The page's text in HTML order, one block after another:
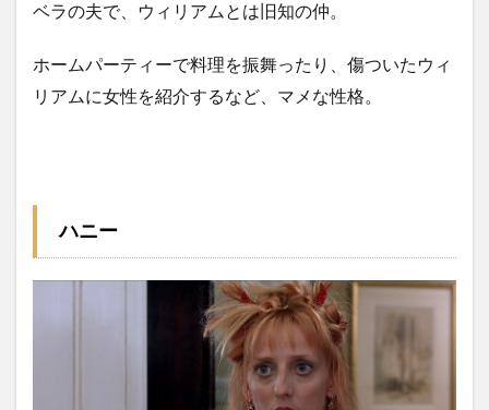
ベラの夫で、ウィリアムとは旧知の仲。
ホームパーティーで料理を振舞ったり、傷ついたウィ
リアムに女性を紹介するなど、マメな性格。
ハニー